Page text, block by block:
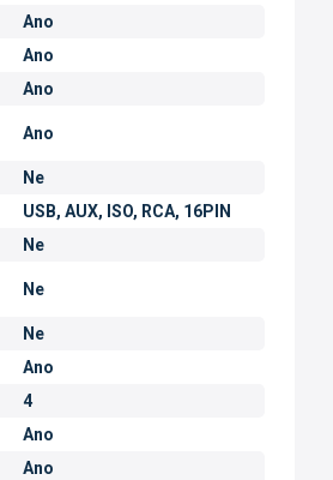
Ano
Ano
Ano
Ano
Ne
USB, AUX, ISO, RCA, 16PIN
Ne
Ne
Ne
Ano
4
Ano
Ano